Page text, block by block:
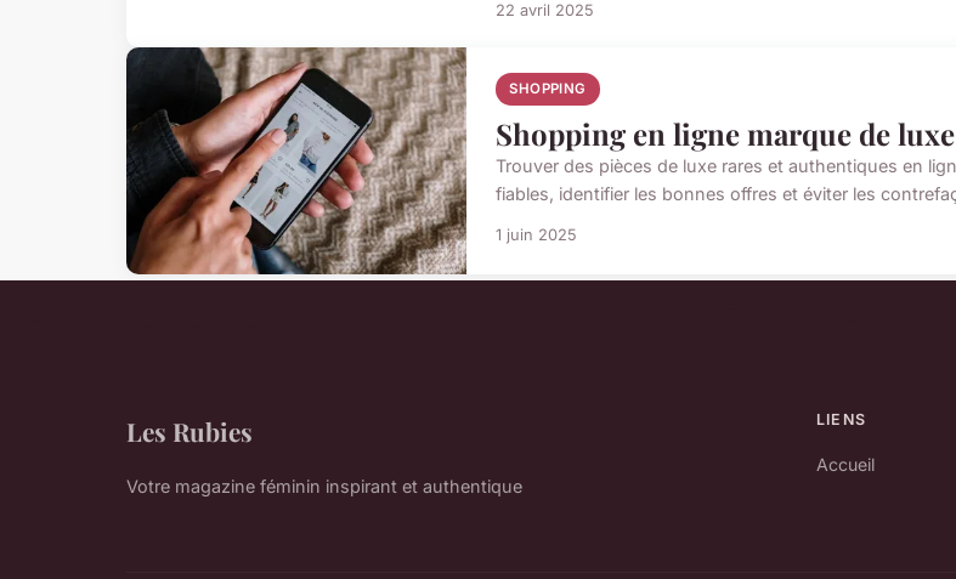
22 avril 2025
SHOPPING
Shopping en ligne marque de
Trouver des pièces de luxe rares et authentiques en
fiables, identifier les bonnes offres et éviter les
1 juin 2025
Les Rubies
Votre magazine féminin inspirant et authentique
LIENS
Accueil